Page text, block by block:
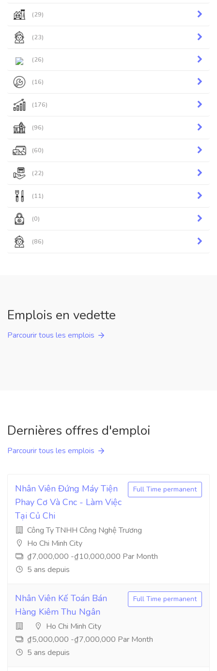
(29)
(23)
(26)
(16)
(176)
(96)
(60)
(22)
(11)
(0)
(86)
Emplois en vedette
Parcourir tous les emplois
Dernières offres d'emploi
Parcourir tous les emplois
Nhân Viên Đứng Máy Tiện
Phay Cơ Và Cnc - Làm Việc
Tại Củ Chi
Công Ty TNHH Công Nghệ Trương
Ho Chi Minh City
₫7,000,000 -₫10,000,000 Par Month
5 ans depuis
Full Time permanent
Nhân Viên Kế Toán Bán
Hàng Kiêm Thu Ngân
Ho Chi Minh City
₫5,000,000 -₫7,000,000 Par Month
5 ans depuis
Full Time permanent